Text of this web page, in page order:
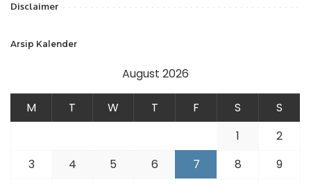
Disclaimer
Arsip Kalender
August 2026
M T W T F S
S
1
2
3
4 5 6 7 8
9